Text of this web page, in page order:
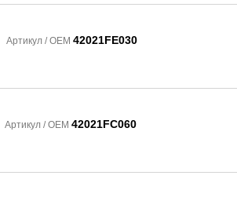
Артикул / OEM 42021FE030
Артикул / OEM 42021FC060